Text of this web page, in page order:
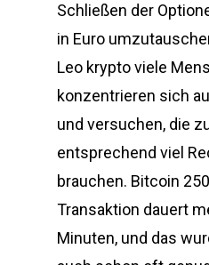
Schließen der
in Euro
Leo krypto viele
konzentrieren sich
und versuchen, die
entsprechend viel
brauchen. Bitcoin
Transaktion dauert
Minuten, und das